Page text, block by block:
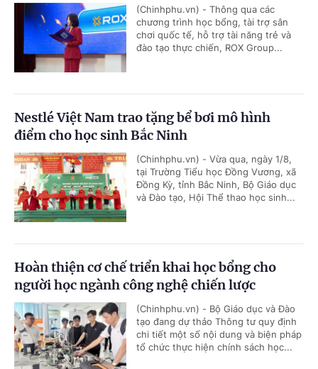
(Chinhphu.vn) - Thông qua các
chương trình học bổng, tài trợ sân
chơi quốc tế, hỗ trợ tài năng trẻ và
đào tạo thực chiến, ROX Group...
Nestlé Việt Nam trao tặng bể bơi mô hình
điểm cho học sinh Bắc Ninh
(Chinhphu.vn) - Vừa qua, ngày 1/8,
tại Trường Tiểu học Đồng Vương, xã
Đồng Kỳ, tỉnh Bắc Ninh, Bộ Giáo dục
và Đào tạo, Hội Thể thao học sinh...
Hoàn thiện cơ chế triển khai học bổng cho
người học ngành công nghệ chiến lược
(Chinhphu.vn) - Bộ Giáo dục và Đào
tạo đang dự thảo Thông tư quy định
chi tiết một số nội dung và biện pháp
tổ chức thực hiện chính sách học...